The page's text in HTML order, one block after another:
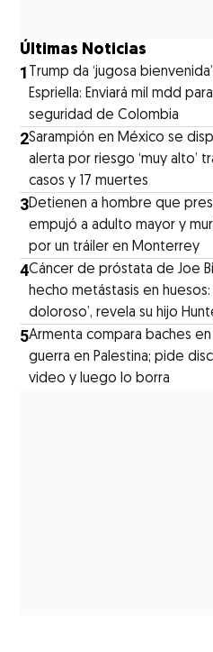
Últimas Noticias
1
Trump da ‘jugosa
Espriella: Enviará mil mdd
seguridad de Colombia
2Sarampión en México se
alerta por riesgo ‘muy alto’
casos y 17 muertes
3Detienen a hombre que
empujó a adulto mayor y
por un tráiler en Monterrey
4Cáncer de próstata de Joe
hecho metástasis en huesos:
doloroso’, revela su hijo
5Armenta compara baches en
guerra en Palestina; pide
video y luego lo borra